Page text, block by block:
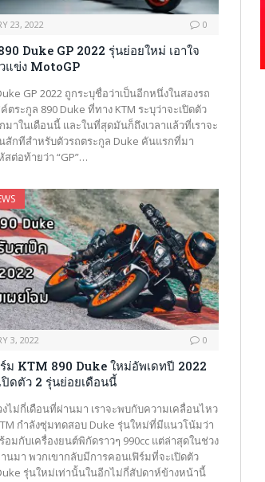
23, 2022 0
Duke GP 2022 รุ่นย่อยใหม่ เอาใจ
แข่ง MotoGP
GP 2022 ถูกระบุชื่อว่าเป็นอีกหนึ่งในสองรถ
ตระกูล 890 Duke ที่ทาง KTM ระบุว่าจะเปิดตัว
าในเดือนนี้ และในที่สุดมันก็ถึงเวลาแล้วที่เราจะ
กทีสำหรับตัวรถตระกูล Duke คันแรกที่มา
ต่อท้ายว่า “GP”…
3, 2022 0
ม KTM 890 Duke ใหม่อัพเดทปี 2022
ปิดตัว 2 รุ่นย่อยเดือนนี้
ไม่กี่เดือนที่ผ่านมา เราจะพบกับความเคลื่อนไหว
กำลังซุ่มทดสอบ Duke รุ่นใหม่ที่มีแนวโน้มว่า
มกับเครื่องยนต์พิกัดราวๆ 990cc แต่ล่าสุดในช่วง
มา พวกเขากลับมีการคอนเฟิร์มที่จะเปิดตัว
รุ่นใหม่เท่านั้นในอีกไม่กี่สัปดาห์ข้างหน้านี้